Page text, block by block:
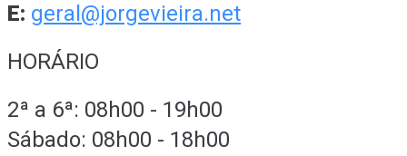
E: geral@jorgevieira.net
HORÁRIO
2ª a 6ª: 08h00 - 19h00
Sábado: 08h00 - 18h00